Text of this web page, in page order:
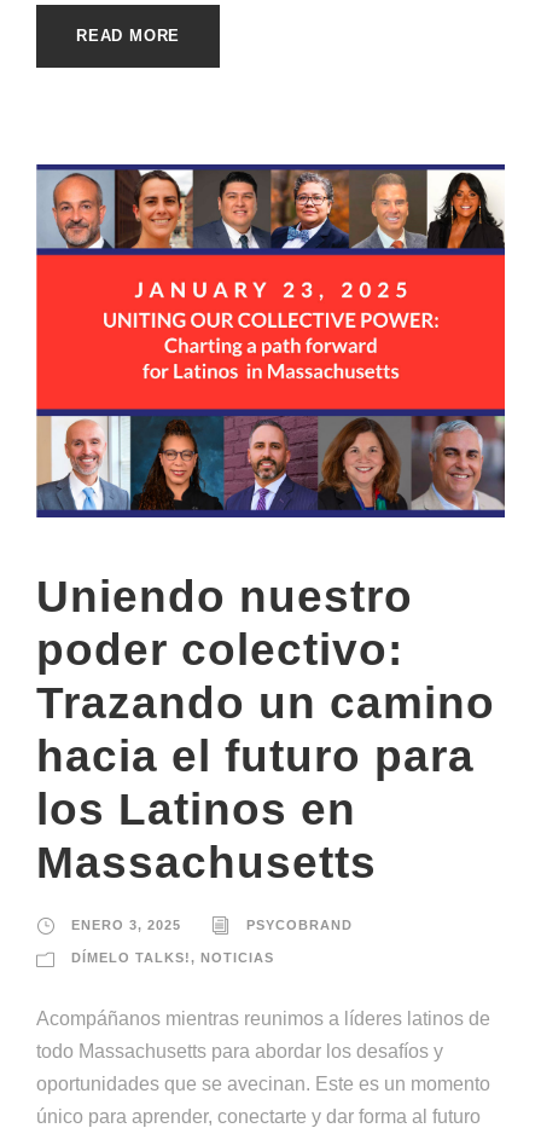
READ MORE
Uniendo nuestro
poder colectivo:
Trazando un camino
hacia el futuro para
los Latinos en
Massachusetts
ENERO 3, 2025 PSYCOBRAND
DÍMELO TALKS!, NOTICIAS
Acompáñanos mientras reunimos a líderes latinos de
todo Massachusetts para abordar los desafíos y
oportunidades que se avecinan. Este es un momento
único para aprender, conectarte y dar forma al futuro